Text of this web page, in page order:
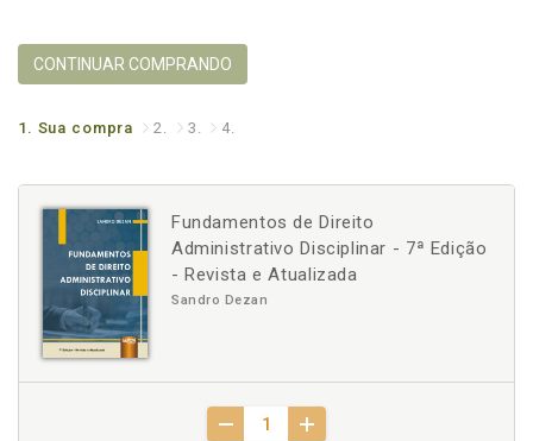
CONTINUAR COMPRANDO
1. Sua compra 2. 3. 4.
Fundamentos de Direito
Administrativo Disciplinar - 7ª Edição
- Revista e Atualizada
Sandro Dezan